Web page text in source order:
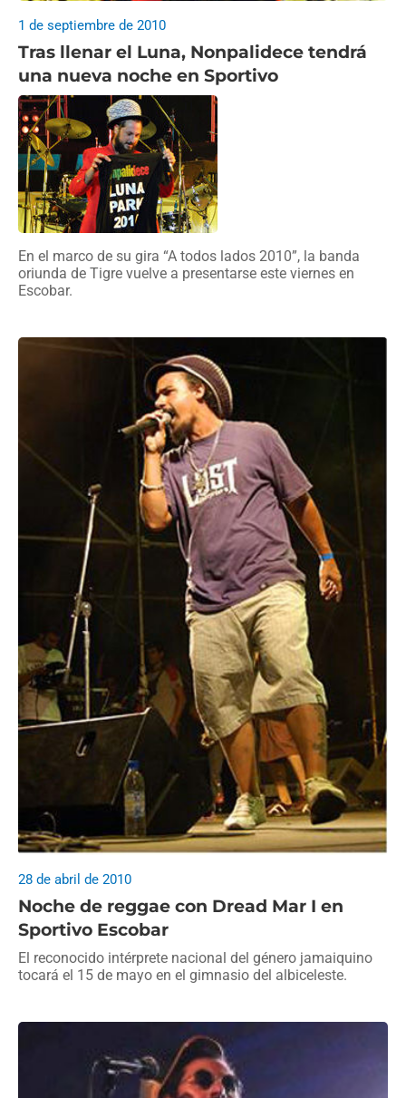
Tras llenar el Luna, Nonpalidece tendrá
una nueva noche en Sportivo
1 de septiembre de 2010
En el marco de su gira “A todos lados 2010”, la banda
oriunda de Tigre vuelve a presentarse este viernes en
Escobar.
Noche de reggae con Dread Mar I en
Sportivo Escobar
28 de abril de 2010
El reconocido intérprete nacional del género jamaiquino
tocará el 15 de mayo en el gimnasio del albiceleste.